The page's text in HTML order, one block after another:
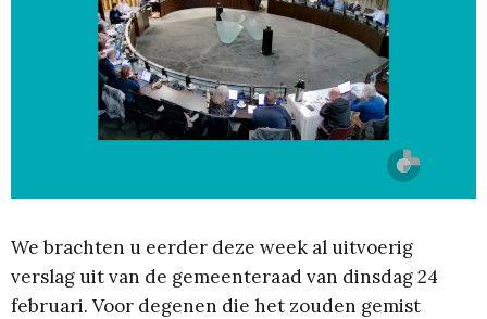
We brachten u eerder deze week al uitvoerig
verslag uit van de gemeenteraad van dinsdag 24
februari. Voor degenen die het zouden gemist